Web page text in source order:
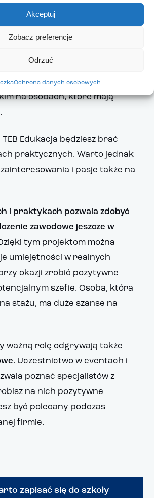
Akceptuj
Odrzuć
Zobacz preferencje
Ochrona danych osobowych
pracy?
pracy oferuje wiele możliwości,
ważne, pracodawcom zależy
na osobach, które mają
Edukacja będziesz brać
praktycznych. Warto jednak
i pasje także na
i praktykach pozwala zdobyć
zawodowe jeszcze w
tym projektom można
umiejętności w realnych
okazji zrobić pozytywne
szefie. Osoba, która
stażu, ma duże szanse na
ważną rolę odgrywają także
. Uczestnictwo w eventach i
poznać specjalistów z
na nich pozytywne
być polecany podczas
firmie.
zapisać się do szkoły